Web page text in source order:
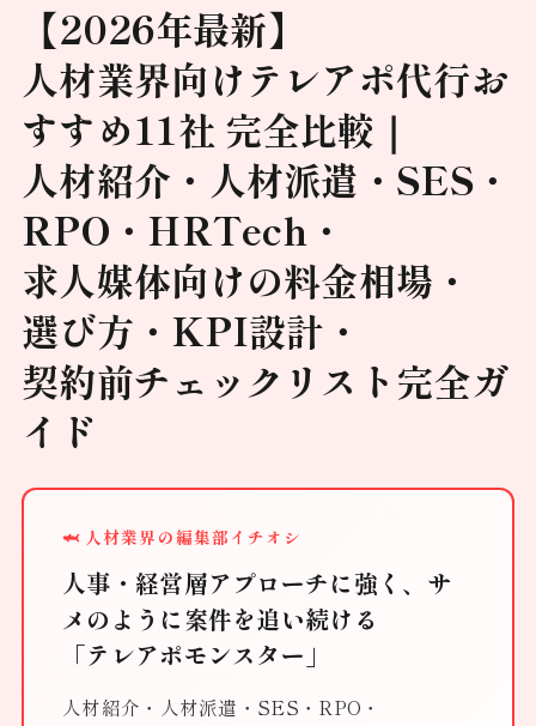
【2026年最新】
人材業界向けテレアポ代行お
すすめ11社 完全比較｜
人材紹介・人材派遣・SES・
RPO・HRTech・
求人媒体向けの料金相場・
選び方・KPI設計・
契約前チェックリスト完全ガ
イド
🦈 人材業界の編集部イチオシ
人事・経営層アプローチに強く、サ
メのように案件を追い続ける
「テレアポモンスター」
人材紹介・人材派遣・SES・RPO・